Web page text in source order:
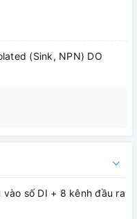
(Sink, NPN) DO
số DI + 8 kênh đầu ra